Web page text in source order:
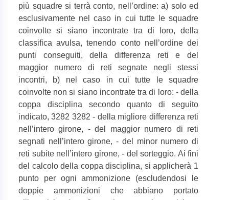
più squadre si terrà conto, nell’ordine: a) solo ed
esclusivamente nel caso in cui tutte le squadre
coinvolte si siano incontrate tra di loro, della
classifica avulsa, tenendo conto nell’ordine dei
punti conseguiti, della differenza reti e del
maggior numero di reti segnate negli stessi
incontri, b) nel caso in cui tutte le squadre
coinvolte non si siano incontrate tra di loro: - della
coppa disciplina secondo quanto di seguito
indicato, 3282 3282 - della migliore differenza reti
nell’intero girone, - del maggior numero di reti
segnati nell’intero girone, - del minor numero di
reti subite nell’intero girone, - del sorteggio. Ai fini
del calcolo della coppa disciplina, si applicherà 1
punto per ogni ammonizione (escludendosi le
doppie ammonizioni che abbiano portato